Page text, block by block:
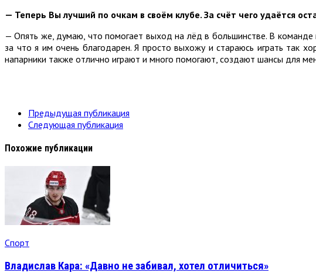
— Теперь Вы лучший по очкам в своём клубе. За счёт чего удаётся
— Опять же, думаю, что помогает выход на лёд в большинстве. В
за что я им очень благодарен. Я просто выхожу и стараюсь играть так
напарники также отлично играют и много помогают, создают шансы для
Предыдущая публикация
Следующая публикация
Похожие публикации
Спорт
Владислав Кара: «Давно не забивал, хотел отличиться»